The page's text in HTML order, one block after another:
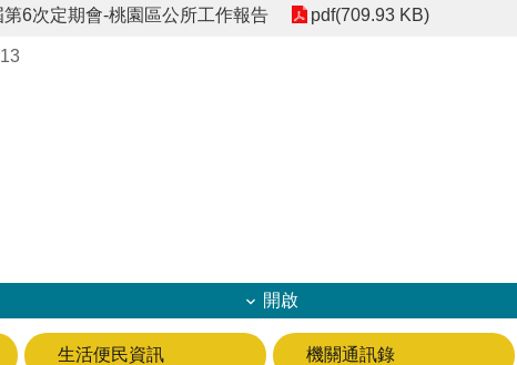
6次定期會-桃園區公所工作報告
pdf(709.93 KB)
開啟
生活便民資訊 機關通訊錄